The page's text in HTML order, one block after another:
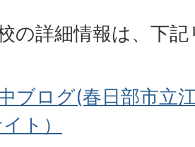
の詳細情報は、下
ブログ(春日部市立
ト）